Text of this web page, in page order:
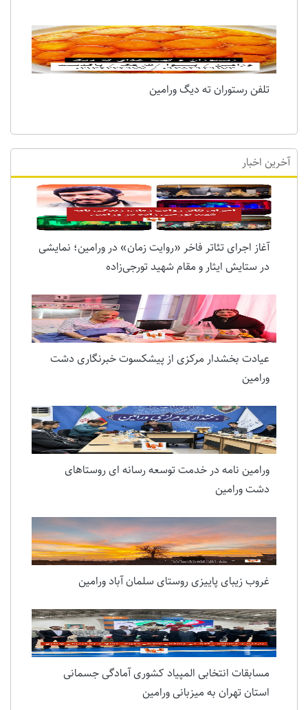
پاسخگویی به سوالات و مشکلات کامپیوتری و موبایلی
تلفن رستوران ته دیگ ورامین
آخرین اخبار
آغاز اجرای تئاتر فاخر «روایت زمان» در ورامین؛ نمایشی
در ستایش ایثار و مقام شهید تورجی‌زاده
عیادت بخشدار مرکزی از پیشکسوت خبرنگاری دشت
ورامین
ورامین نامه در خدمت توسعه رسانه ای روستاهای
دشت ورامین
غروب زیبای پاییزی روستای سلمان آباد ورامین